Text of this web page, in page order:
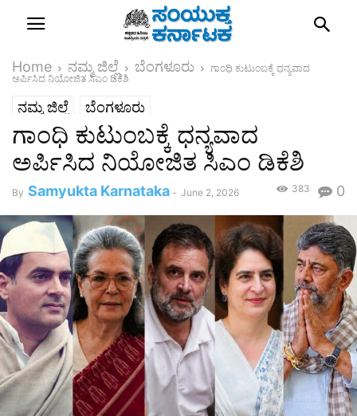
Home ನಮ್ಮ ಜಿಲ್ಲೆ ಬೆಂಗಳೂರು
ಗಾಂಧಿ ಕುಟುಂಬಕ್ಕೆ ಧನ್ಯವಾದ
ಅರ್ಪಿಸಿದ ನಿಯೋಜಿತ ಸಿಎಂ ಡಿಕೆಶಿ
ನಮ್ಮ ಜಿಲ್ಲೆ ಬೆಂಗಳೂರು
ಗಾಂಧಿ ಕುಟುಂಬಕ್ಕೆ ಧನ್ಯವಾದ
ಅರ್ಪಿಸಿದ ನಿಯೋಜಿತ ಸಿಎಂ ಡಿಕೆಶಿ
By Samyukta Karnataka - June 2, 2026 0
383